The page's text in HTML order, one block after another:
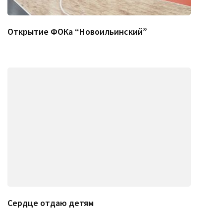
Открытие ФОКа “Новоильинский”
Сердце отдаю детям